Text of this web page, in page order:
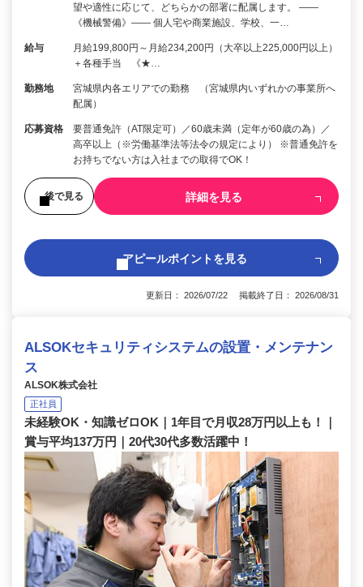
望や適性に応じて、どちらかの部署に配属します。 ――
《機械警備》―― 個人宅や商業施設、学校、一…
給与
月給199,800円～月給234,200円（大卒以上225,000円以上）
＋各種手当 《★…
勤務地
宮城県内各エリアでの勤務 （宮城県内いずれかの事業所へ
配属）
応募資格
要普通免許（AT限定可）／60歳未満（定年が60歳の為）／
高卒以上（※労働基準法等法令の規定により） ※普通免許を
お持ちでない方は入社までの取得でOK！
後で見る 詳細を見る
アピールポイントを見る
更新日： 2026/07/22 掲載終了日： 2026/08/31
ALSOKセキュリティシステムの設置・メンテナン
ス
ALSOK株式会社
正社員
未経験OK・知識ゼロOK｜1年目で月収28万円以上も！｜
賞与平均137万円｜20代30代多数活躍中！